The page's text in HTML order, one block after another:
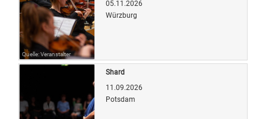
Quelle: Veranstalter
05.11.2026
Würzburg
Shard
11.09.2026
Potsdam